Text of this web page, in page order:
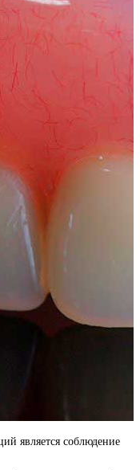
является соблюдение